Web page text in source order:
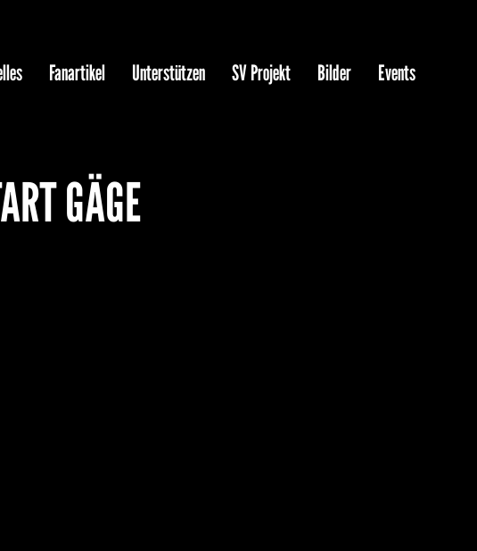
Fanartikel Unterstützen SV Projekt Bilder Events
GÄGE